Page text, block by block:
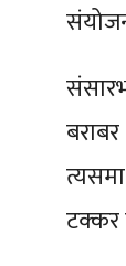
टक्कर